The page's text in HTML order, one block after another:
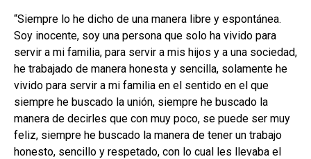
“Siempre lo he dicho de una manera libre y espontánea.
Soy inocente, soy una persona que solo ha vivido para
servir a mi familia, para servir a mis hijos y a una sociedad,
he trabajado de manera honesta y sencilla, solamente he
vivido para servir a mi familia en el sentido en el que
siempre he buscado la unión, siempre he buscado la
manera de decirles que con muy poco, se puede ser muy
feliz, siempre he buscado la manera de tener un trabajo
honesto, sencillo y respetado, con lo cual les llevaba el